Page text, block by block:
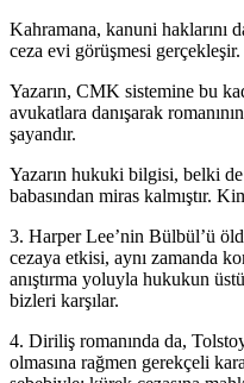
Kahramana, kanuni haklarını
ceza evi görüşmesi gerçekleşir.
Yazarın, CMK sistemine bu
avukatlara danışarak
şayandır.
Yazarın hukuki bilgisi, belki
babasından miras kalmıştır.
3. Harper Lee’nin Bülbül’ü
cezaya etkisi, aynı zamanda
anıştırma yoluyla hukukun
bizleri karşılar.
4. Diriliş romanında da,
olmasına rağmen gerekçeli